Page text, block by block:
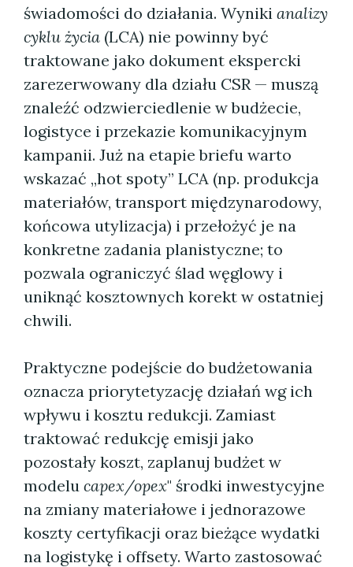
świadomości do działania. Wyniki analizy
cyklu życia (LCA) nie powinny być
traktowane jako dokument ekspercki
zarezerwowany dla działu CSR — muszą
znaleźć odzwierciedlenie w budżecie,
logistyce i przekazie komunikacyjnym
kampanii. Już na etapie briefu warto
wskazać „hot spoty” LCA (np. produkcja
materiałów, transport międzynarodowy,
końcowa utylizacja) i przełożyć je na
konkretne zadania planistyczne; to
pozwala ograniczyć ślad węglowy i
uniknąć kosztownych korekt w ostatniej
chwili.
Praktyczne podejście do budżetowania
oznacza priorytetyzację działań wg ich
wpływu i kosztu redukcji. Zamiast
traktować redukcję emisji jako
pozostały koszt, zaplanuj budżet w
modelu capex/opex" środki inwestycyjne
na zmiany materiałowe i jednorazowe
koszty certyfikacji oraz bieżące wydatki
na logistykę i offsety. Warto zastosować